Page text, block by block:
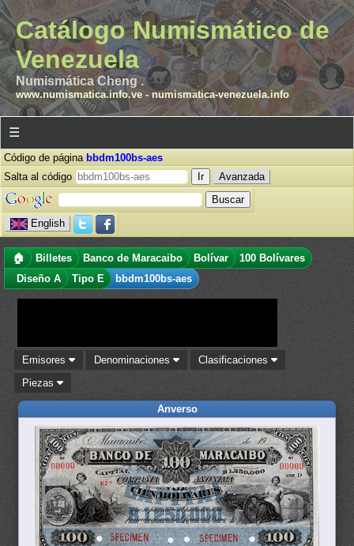
Catálogo Numismático de
Venezuela
Numismática Cheng .
www.numismatica.info.ve- numismatica-venezuela.info
☰
Código de página bbdm100bs-aes
Salta al código
Avanzada
English
🏠 Billetes Banco de Maracaibo Bolívar
100 Bolívares
Diseño A
Tipo E bbdm100bs-aes
Emisores Denominaciones
Clasificaciones
Piezas
Anverso